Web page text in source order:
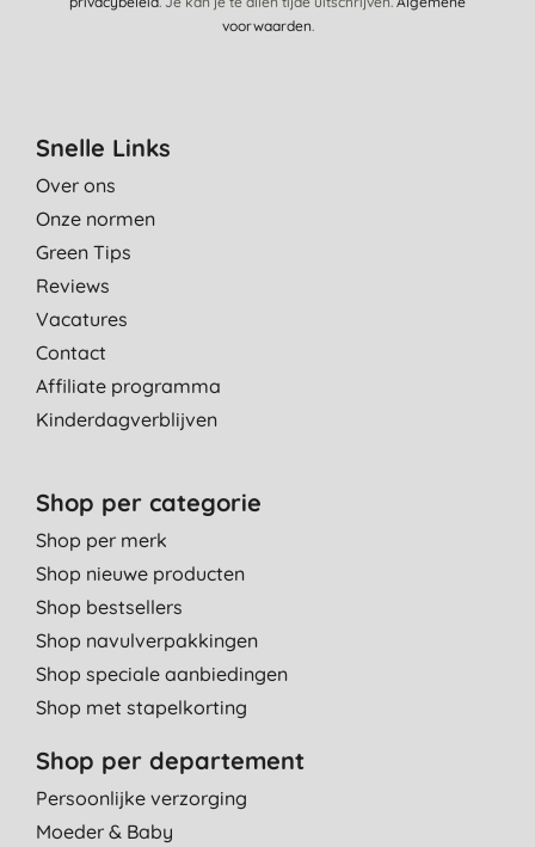
voorwaarden.
Snelle Links
Over ons
Onze normen
Green Tips
Reviews
Vacatures
Contact
Affiliate programma
Kinderdagverblijven
Shop per categorie
Shop per merk
Shop nieuwe producten
Shop bestsellers
Shop navulverpakkingen
Shop speciale aanbiedingen
Shop met stapelkorting
Shop per departement
Persoonlijke verzorging
Moeder & Baby